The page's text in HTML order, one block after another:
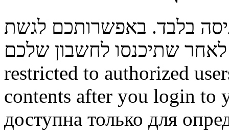
בלבד. באפשרותכם לגשת
restricted to authorized
contents after you login to
доступна только для